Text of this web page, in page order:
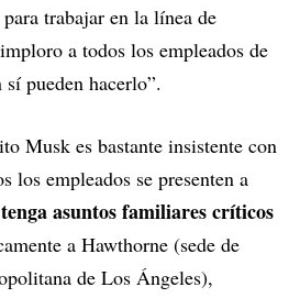
trabajar en la línea de
a todos los empleados de
pueden hacerlo”.
Musk es bastante insistente con
los empleados se presenten a
asuntos familiares críticos
a Hawthorne (sede de
de Los Ángeles),